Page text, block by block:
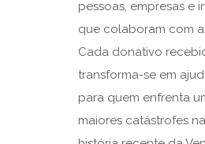
pessoas, empresas e
que colaboram com a
Cada donativo
transforma-se em
para quem enfrenta
maiores catástrofes